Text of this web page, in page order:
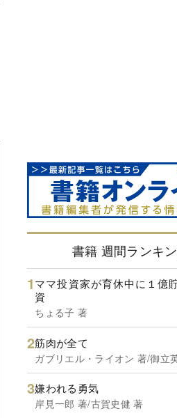
書籍 週間ランキ
ママ投資家が育休中に１億
資
ちょる子 著
筋肉が全て
ガブリエル・ライオン 著/御立
嫌われる勇気
岸見一郎 著/古賀史健 著